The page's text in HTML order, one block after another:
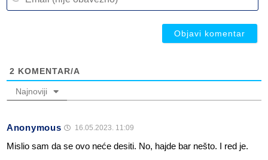
2 KOMENTAR/A
Najnoviji
Anonymous 16.05.2023. 11:09
Mislio sam da se ovo neće desiti. No, hajde bar nešto. I red je.